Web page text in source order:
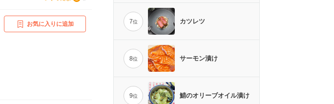
お気に入りに追加 7位 カツレツ
8位 サーモン漬け
9位 鯖のオリーブオイル漬け